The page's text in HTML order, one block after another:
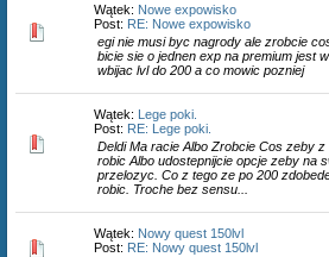
Wątek: Nowe expowisko
Post: RE: Nowe expowisko
egi nie musi byc nagrody ale zrobcie
bicie sie o jednen exp na premium jest
wbijac lvl do 200 a co mowic pozniej
Wątek: Lege poki.
Post: RE: Lege poki.
Deldi Ma racie Albo Zrobcie Cos zeby
robic Albo udostepnijcie opcje zeby na
przelozyc. Co z tego ze po 200
robic. Troche bez sensu...
Wątek: Nowy quest 150lvl
Post: RE: Nowy quest 150lvl